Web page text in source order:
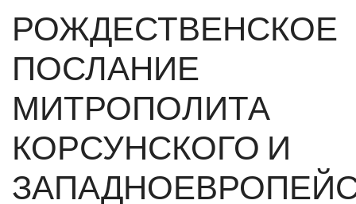
РОЖДЕСТВЕНСКОЕ
ПОСЛАНИЕ
МИТРОПОЛИТА
КОРСУНСКОГО И